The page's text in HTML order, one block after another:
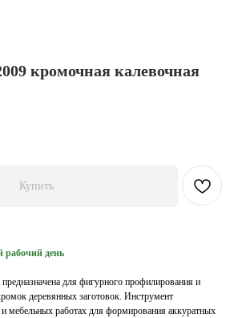
кромочная калевочная
Купить
рабочий день
предназначена для фигурного профилирования и
деревянных заготовок. Инструмент
мебельных работах для формирования аккуратных